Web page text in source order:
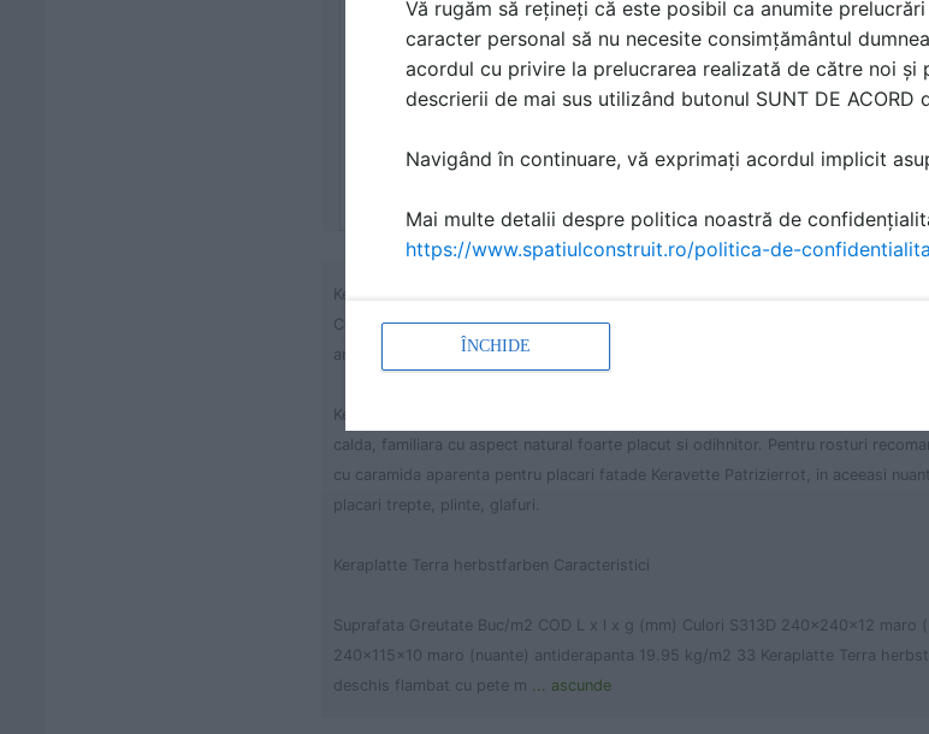
Keraplatte Terra patrizierrot Caracteristici
COD S215N S215T S215D L x l x g (mm) 240x115x10 294x294x12 240x240x12
antiderapanta antiderapanta Greutate 19.95 kg/m2 25.00 kg/m2 24.23 kg/m2
Keraplatte Terra patrizierrot sunt placi extrudate klinker pentru pardoseala de
calda, familiara cu aspect natural foarte placut si odihnitor. Pentru rosturi
cu caramida aparenta pentru placari fatade Keravette Patrizierrot, in aceeasi
placari trepte, plinte, glafuri.
Keraplatte Terra herbstfarben Caracteristici
Suprafata Greutate Buc/m2 COD L x l x g (mm) Culori S313D 240x240x12 maro
240x115x10 maro (nuante) antiderapanta 19.95 kg/m2 33 Keraplatte Terra
deschis flambat cu pete m ... ascunde
Vă rugăm să rețineți că este posibil ca anumite
caracter personal să nu necesite consimțământul
acordul cu privire la prelucrarea realizată de către noi și
descrierii de mai sus utilizând butonul SUNT DE ACORD
Navigând în continuare, vă exprimați acordul implicit
Mai multe detalii despre politica noastră de
https://www.spatiulconstruit.ro/politica-de-
ÎNCHIDE